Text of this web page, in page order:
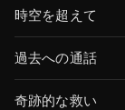
時空を超えて
過去への通話
奇跡的な救い